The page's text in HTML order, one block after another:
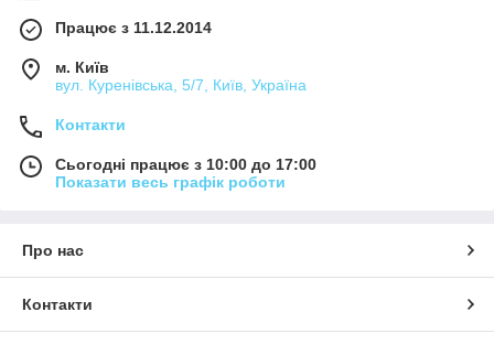
Працює з 11.12.2014
м. Київ
вул. Куренівська, 5/7, Київ, Україна
Контакти
Сьогодні працює з 10:00 до 17:00
Показати весь графік роботи
Про нас
Контакти